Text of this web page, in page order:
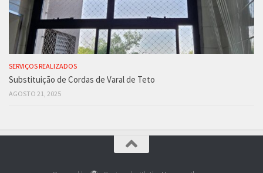
SERVIÇOS REALIZADOS
Substituição de Cordas de Varal de Teto
AGOSTO 21, 2025